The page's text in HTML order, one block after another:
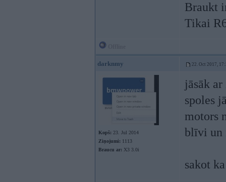
Braukt
Tikai
darknmy 22. Oct 2017,
Kopš: 23. Jul 2014
Ziņojumi: 1113
Braucu ar: X3 3.0i
jāsāk
spoles
motors
blīvi un
sakot